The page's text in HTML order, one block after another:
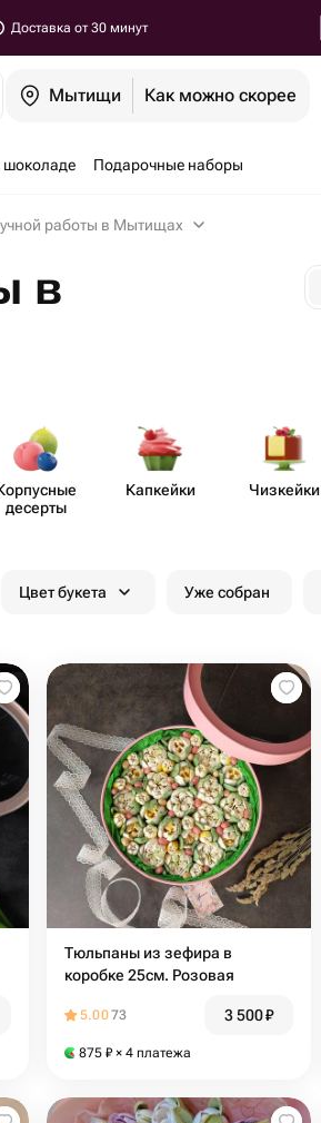
Доставка от 30 минут
Мытищи Как можно скорее
шоколаде Подарочные наборы
работы в Мытищах
в
десерты
Капкейки Чизкейки
Цвет букета Уже собран
Тюльпаны из зефира в
коробке 25см. Розовая
5.0073 3 500₽
875 ₽ × 4 платежа